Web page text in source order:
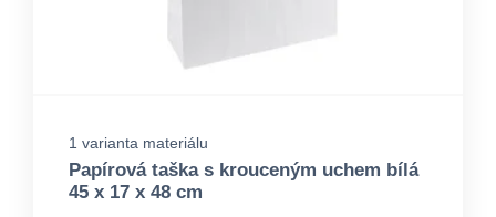
1 varianta materiálu
Papírová taška s krouceným uchem bílá
45 x 17 x 48 cm